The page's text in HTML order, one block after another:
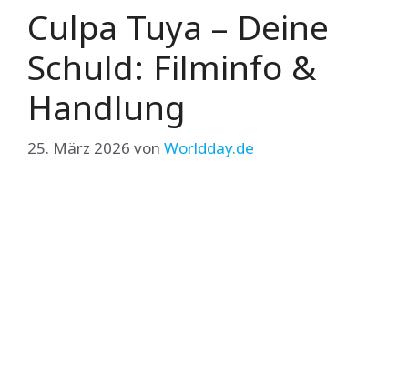
Culpa Tuya – Deine
Schuld: Filminfo &
Handlung
25. März 2026 von Worldday.de